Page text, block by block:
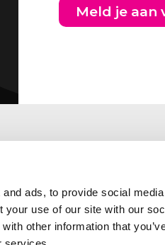
ads, to provide social
use of our site with our
other information that
Meld je aan